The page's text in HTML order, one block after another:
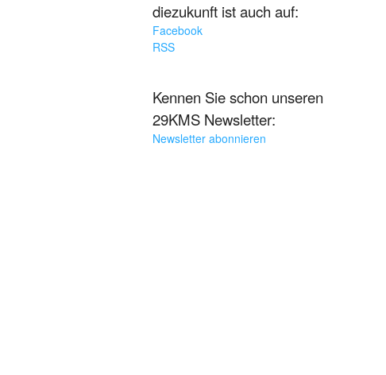
diezukunft ist auch auf:
Facebook
RSS
Kennen Sie schon unseren
29KMS Newsletter:
Newsletter abonnieren